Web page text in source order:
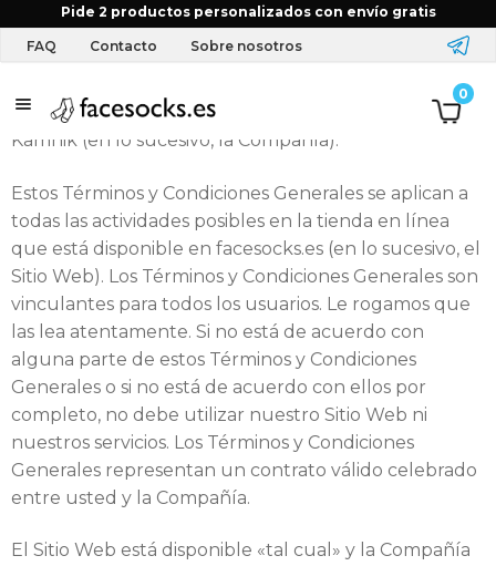
Pide 2 productos personalizados con envío gratis
FAQ Contacto Sobre nosotros
0
Inicio Términos y condiciones
T
e
x
t
i
l
y
a
c
c
e
Términos y Condiciones Generales
Bienvenido al sitio web facesocks.es, administrado por
la empresa Materiias d.o.o.., Palovska cesta 11, SI-1241
Kamnik (en lo sucesivo, la Compañía).
Estos Términos y Condiciones Generales se aplican a
todas las actividades posibles en la tienda en línea
que está disponible en facesocks.es (en lo sucesivo, el
Sitio Web). Los Términos y Condiciones Generales son
vinculantes para todos los usuarios. Le rogamos que
las lea atentamente. Si no está de acuerdo con
alguna parte de estos Términos y Condiciones
Generales o si no está de acuerdo con ellos por
completo, no debe utilizar nuestro Sitio Web ni
nuestros servicios. Los Términos y Condiciones
Generales representan un contrato válido celebrado
entre usted y la Compañía.
El Sitio Web está disponible «tal cual» y la Compañía